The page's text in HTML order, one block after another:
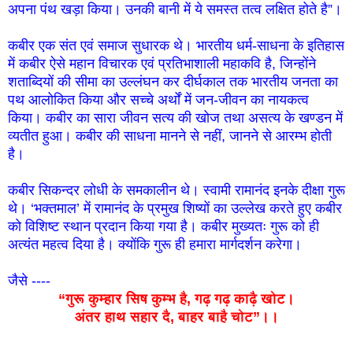
अपना पंथ खड़ा किया। उनकी बानी में ये समस्त तत्व लक्षित होते है”।
कबीर एक संत एवं समाज सुधारक थे। भारतीय धर्म-साधना के इतिहास
में कबीर ऐसे महान विचारक एवं प्रतिभाशाली महाकवि है, जिन्होंने
शताब्दियों की सीमा का उल्लंघन कर दीर्घकाल तक भारतीय जनता का
पथ आलोकित किया और सच्चे अर्थों में जन-जीवन का नायकत्व
किया। कबीर का सारा जीवन सत्य की खोज तथा असत्य के खण्डन में
व्यतीत हुआ। कबीर की साधना मानने से नहीं, जानने से आरम्भ होती
है।
कबीर सिकन्दर लोधी के समकालीन थे। स्वामी रामानंद इनके दीक्षा गुरू
थे। ‘भक्तमाल’ में रामानंद के प्रमुख शिष्यों का उल्लेख करते हुए कबीर
को विशिष्ट स्थान प्रदान किया गया है। कबीर मुख्यतः गुरू को ही
अत्यंत महत्व दिया है। क्योंकि गुरू ही हमारा मार्गदर्शन करेगा।
जैसे ----
“गुरू कुम्हार सिष कुम्भ है, गढ़ गढ़ काढ़ै खोट।
अंतर हाथ सहार दै, बाहर बाहै चोट”।।